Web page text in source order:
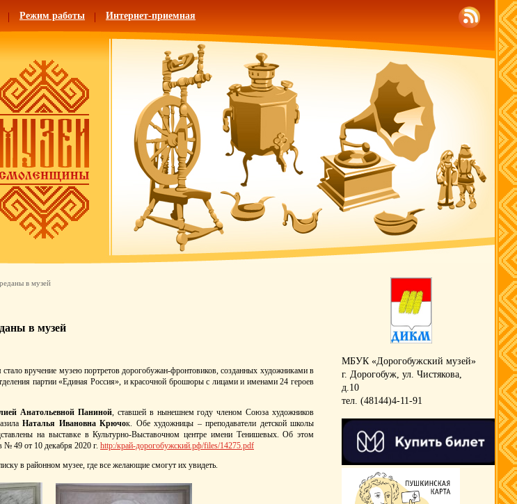
Режим работы Интернет-приемная
в музей
в музей
вручение музею портретов дорогобужан-фронтовиков, созданных художниками в
партии «Единая Россия», и красочной брошюры с лицами и именами 24 героев
Анатольевной Паниной, ставшей в нынешнем году членом Союза художников
Наталья Ивановна Крючок. Обе художницы – преподаватели детской школы
на выставке в Культурно-Выставочном центре имени Тенишевых. Об этом
№ 49 от 10 декабря 2020 г. http:/край-дорогобужский.рф/files/14275.pdf
в районном музее, где все желающие смогут их увидеть.
МБУК «Дорогобужский музей»
г. Дорогобуж, ул. Чистякова,
д.10
тел. (48144)4-11-91